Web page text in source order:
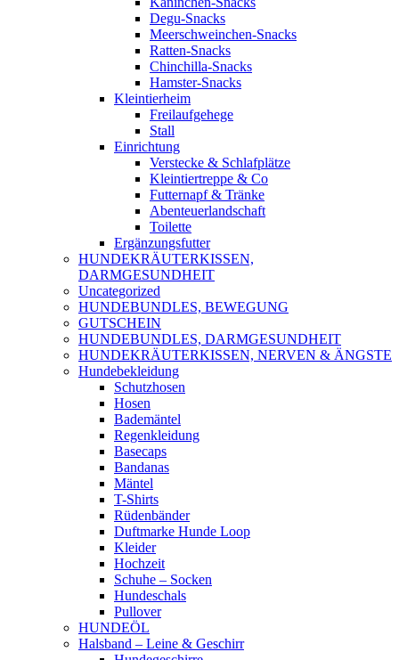
Degu-Snacks
Meerschweinchen-Snacks
Ratten-Snacks
Chinchilla-Snacks
Hamster-Snacks
Kleintierheim
Freilaufgehege
Stall
Einrichtung
Verstecke & Schlafplätze
Kleintiertreppe & Co
Futternapf & Tränke
Abenteuerlandschaft
Toilette
Ergänzungsfutter
HUNDEKRÄUTERKISSEN,
DARMGESUNDHEIT
Uncategorized
HUNDEBUNDLES, BEWEGUNG
GUTSCHEIN
HUNDEBUNDLES, DARMGESUNDHEIT
HUNDEKRÄUTERKISSEN, NERVEN & ÄNGSTE
Hundebekleidung
Schutzhosen
Hosen
Bademäntel
Regenkleidung
Basecaps
Bandanas
Mäntel
T-Shirts
Rüdenbänder
Duftmarke Hunde Loop
Kleider
Hochzeit
Schuhe – Socken
Hundeschals
Pullover
HUNDEÖL
Halsband – Leine & Geschirr